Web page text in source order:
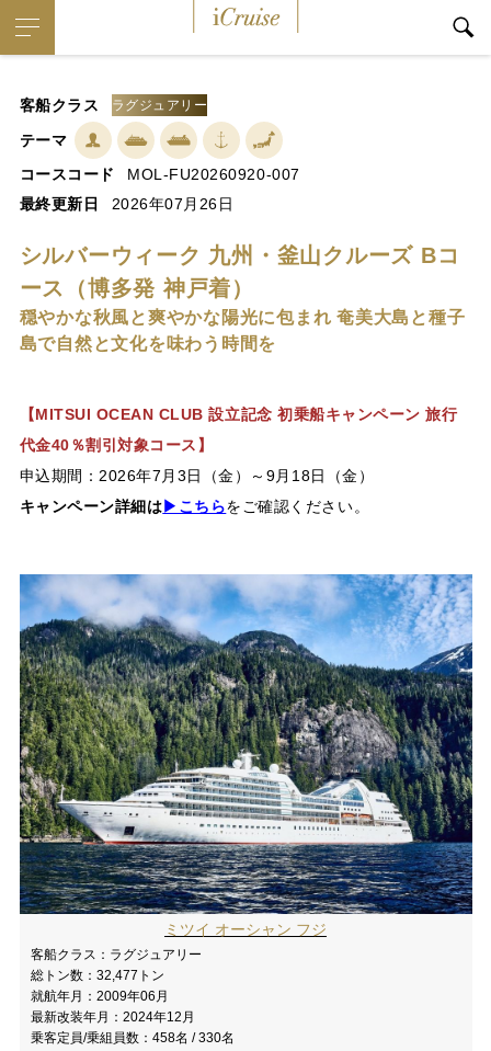
客船クラス ラグジュアリー
テーマ
コースコード
MOL-FU20260920-007
最終更新日
2026年07月26日
シルバーウィーク 九州・釜山クルーズ Bコ
ース（博多発 神戸着）
穏やかな秋風と爽やかな陽光に包まれ 奄美大島と種子
島で自然と文化を味わう時間を
【MITSUI OCEAN CLUB 設立記念 初乗船キャンペーン 旅行
代金40％割引対象コース】
申込期間：2026年7月3日（金）～9月18日（金）
キャンペーン詳細は▶こちらをご確認ください。
ミツイ オーシャン フジ
客船クラス： ラグジュアリー
総トン数： 32,477トン
就航年月： 2009年06月
最新改装年月： 2024年12月
乗客定員/乗組員数： 458名 / 330名